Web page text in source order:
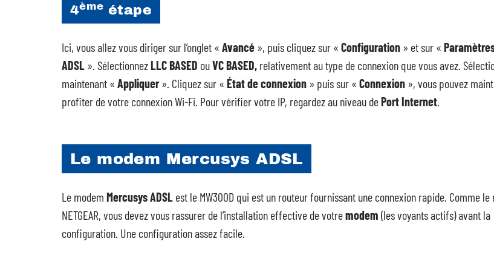
4ème étape
Ici, vous allez vous diriger sur l’onglet « Avancé », puis cliquez sur « Configuration » et sur «
ADSL ». SélectionnezLLC BASED ouVC BASED, relativement au type de connexion que vous avez.
maintenant « Appliquer». Cliquez sur « État de connexion » puis sur « Connexion », vous pouvez
profiter de votre connexion Wi-Fi. Pour vérifier votre IP, regardez au niveau dePort Internet.
Le modem Mercusys ADSL
Le modem Mercusys ADSL est le MW300D qui est un routeur fournissant une connexion rapide. Comme le
NETGEAR, vous devez vous rassurer de l’installation effective de votremodem (les voyants actifs) avant la
configuration. Une configuration assez facile.